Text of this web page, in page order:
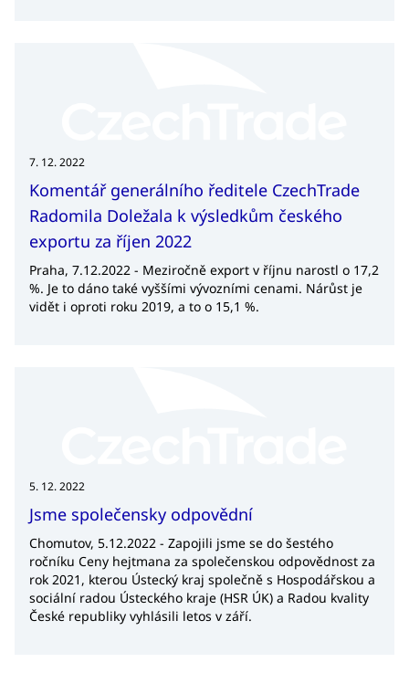
7. 12. 2022
Komentář generálního ředitele CzechTrade
Radomila Doležala k výsledkům českého
exportu za říjen 2022
Praha, 7.12.2022 - Meziročně export v říjnu narostl o 17,2
%. Je to dáno také vyššími vývozními cenami. Nárůst je
vidět i oproti roku 2019, a to o 15,1 %.
5. 12. 2022
Jsme společensky odpovědní
Chomutov, 5.12.2022 - Zapojili jsme se do šestého
ročníku Ceny hejtmana za společenskou odpovědnost za
rok 2021, kterou Ústecký kraj společně s Hospodářskou a
sociální radou Ústeckého kraje (HSR ÚK) a Radou kvality
České republiky vyhlásili letos v září.